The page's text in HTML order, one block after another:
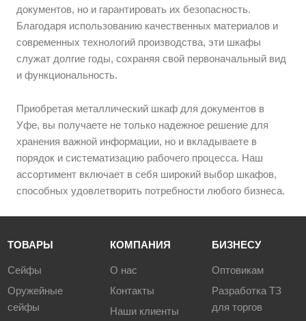
документов, но и гарантировать их безопасность.
Благодаря использованию качественных материалов и
современных технологий производства, эти шкафы
служат долгие годы, сохраняя свой первоначальный вид
и функциональность.
Приобретая металлический шкаф для документов в
Уфе, вы получаете не только надежное решение для
хранения важной информации, но и вкладываете в
порядок и систематизацию рабочего процесса. Наш
ассортимент включает в себя широкий выбор шкафов,
способных удовлетворить потребности любого бизнеса.
ТОВАРЫ
Сейфы
Оружейные
сейфы
КОМПАНИЯ
О нас
Контакты
Наши клиенты
БИЗНЕСУ
Оптовикам
Разработка ТЗ
для торгов